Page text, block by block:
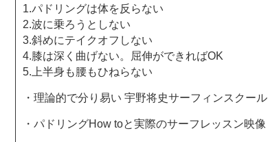
1.パドリングは体を反らない
2.波に乗ろうとしない
3.斜めにテイクオフしない
4.膝は深く曲げない。屈伸ができればOK
5.上半身も腰もひねらない
・理論的で分り易い 宇野将史サーフィンスクール
・パドリングHow toと実際のサーフレッスン映像